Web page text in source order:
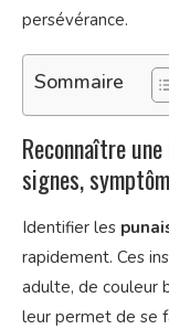
persévérance.
Sommaire
Reconnaître
signes,
Identifier les
rapidement. Ces
adulte, de couleur
leur permet de se